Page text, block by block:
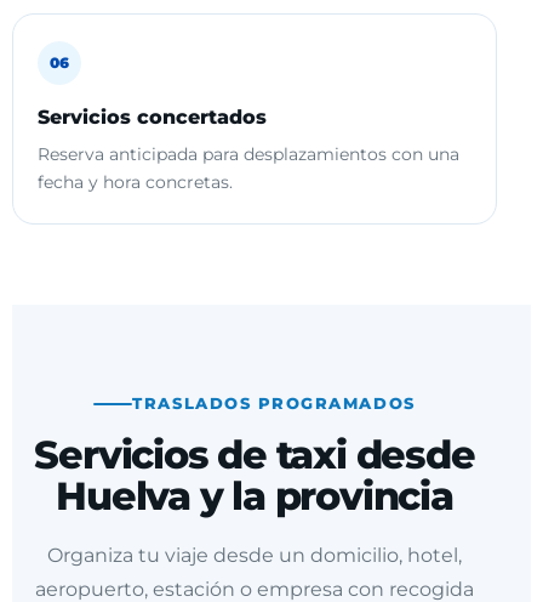
06
Servicios concertados
Reserva anticipada para desplazamientos con una
fecha y hora concretas.
TRASLADOS PROGRAMADOS
Servicios de taxi desde
Huelva y la provincia
Organiza tu viaje desde un domicilio, hotel,
aeropuerto, estación o empresa con recogida